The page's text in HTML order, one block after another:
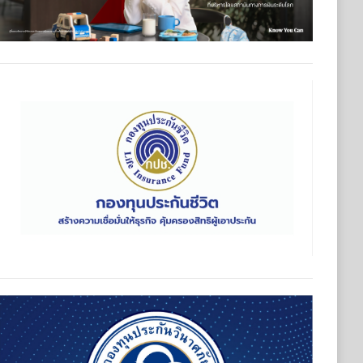
ทุนประกันวินาศภัย (กปว.) ประกาศเปิดรับสมัครบุคคลเพื่อตัดเลือ
กันวินาศภัย